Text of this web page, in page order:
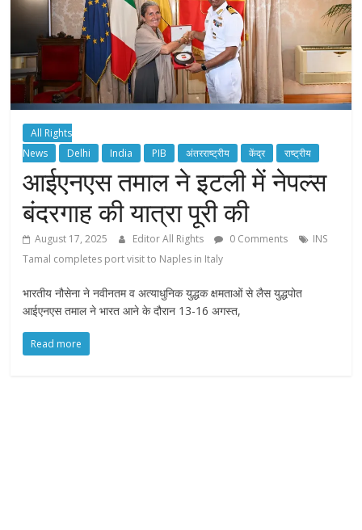
All Rights
News
Delhi India PIB अंतरराष्ट्रीय केंद्र राष्ट्रीय
आईएनएस तमाल ने इटली में नेपल्स
बंदरगाह की यात्रा पूरी की
August 17, 2025 Editor All Rights 0 Comments
INS
Tamal completes port visit to Naples in Italy
भारतीय नौसेना ने नवीनतम व अत्याधुनिक युद्धक क्षमताओं से लैस युद्धपोत
आईएनएस तमाल ने भारत आने के दौरान 13-16 अगस्त,
Read more